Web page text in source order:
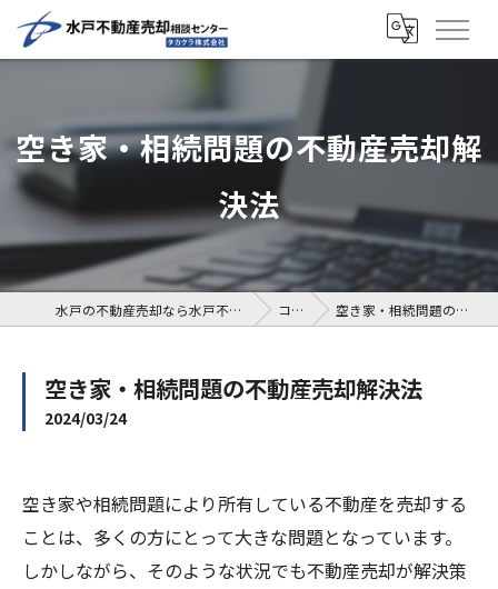
空き家・相続問題の不動産売却解
決法
水戸の不動産売却なら水戸不動産売却相談センター コラム 空き家・相続問題の不動産売却解決法
空き家・相続問題の不動産売却解決法
2024/03/24
空き家や相続問題により所有している不動産を売却する
ことは、多くの方にとって大きな問題となっています。
しかしながら、そのような状況でも不動産売却が解決策